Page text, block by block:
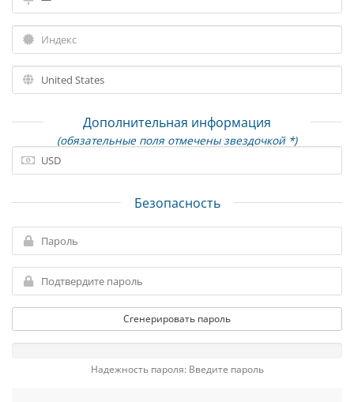
Дополнительная информация
(обязательные поля отмечены звездочкой *)
Безопасность
Сгенерировать пароль
Надежность пароля: Введите пароль